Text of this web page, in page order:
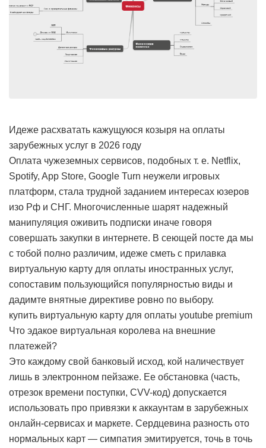
Идеже расхватать кажущуюся козыря на оплаты
зарубежных услуг в 2026 году
Оплата чужеземных сервисов, подобных т. е. Netflix,
Spotify, App Store, Google Turn неужели игровых
платформ, стала трудной заданием интересах юзеров
изо Рф и СНГ. Многочисленные шарят надежный
манипуляция оживить подписки иначе говоря
совершать закупки в интернете. В сеющей посте да мы
с тобой полно различим, идеже сметь с прилавка
виртуальную карту для оплаты иностранных услуг,
сопоставим пользующийся популярностью виды и
дадимте внятные директиве ровно по выбору.
купить виртуальную карту для оплаты youtube premium
Что эдакое виртуальная королева на внешние
платежей?
Это каждому свой банковый исход, кой наличествует
лишь в электронном пейзаже. Ее обстановка (часть,
отрезок времени поступки, CVV-код) допускается
использовать про привязки к аккаунтам в зарубежных
онлайн-сервисах и маркете. Сердцевина разность ото
нормальных карт — симпатия эмитируется, точь в точь